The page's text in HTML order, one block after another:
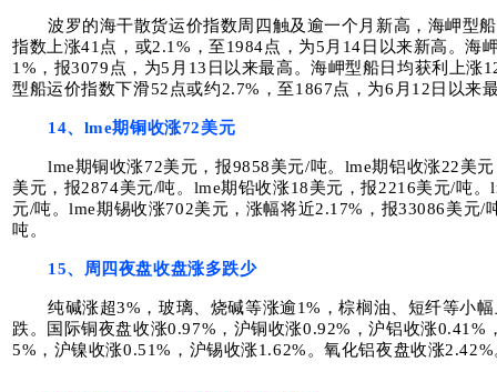
波罗的海干散货运价指数周四触及逾一个月新高，海岬型
指数上涨41点，或2.1%，至1984点，为5月14日以来新高。海
1%，报3079点，为5月13日以来最高。海岬型船日均获利上涨
型船运价指数下滑52点或约2.7%，至1867点，为6月12日以来
14、lme期铜收涨72美元
lme期铜收涨72美元，报9858美元/吨。lme期铝收涨22美
美元，报2874美元/吨。lme期铅收涨18美元，报2216美元/吨
元/吨。lme期锡收涨702美元，涨幅将近2.17%，报33086美元/
吨。
15、周四夜盘收盘涨多跌少
纯碱涨超3%，玻璃、烧碱等涨逾1%，棕榈油、短纤等小
跌。国际铜夜盘收涨0.97%，沪铜收涨0.92%，沪铝收涨0.41%
5%，沪镍收涨0.51%，沪锡收涨1.62%。氧化铝夜盘收涨